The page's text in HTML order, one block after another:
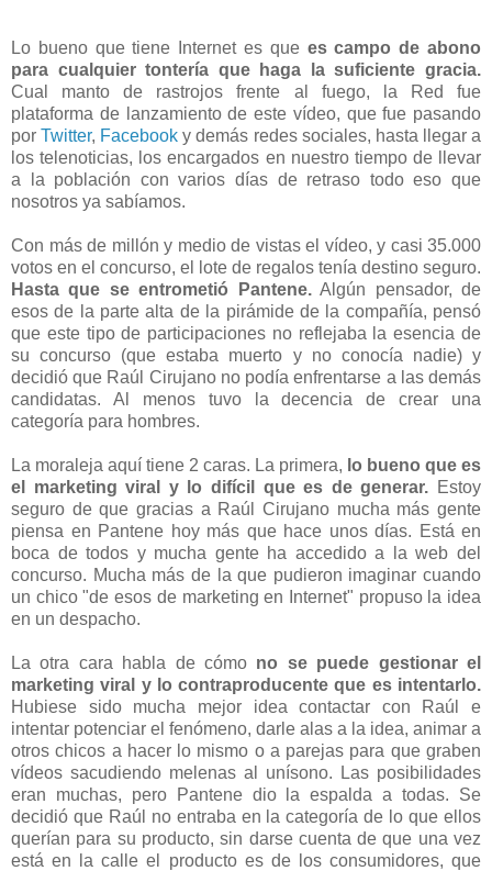
Lo bueno que tiene Internet es quees campo de abono
para cualquier tontería que haga la suficiente gracia.
Cual manto de rastrojos frente al fuego, la Red fue
plataforma de lanzamiento de este vídeo, que fue pasando
porTwitter, Facebook y demás redes sociales, hasta llegar a
los telenoticias, los encargados en nuestro tiempo de llevar
a la población con varios días de retraso todo eso que
nosotros ya sabíamos.
Con más de millón y medio de vistas el vídeo, y casi 35.000
votos en el concurso, el lote de regalos tenía destino seguro.
Hasta que se entrometió Pantene.Algún pensador, de
esos de la parte alta de la pirámide de la compañía, pensó
que este tipo de participaciones no reflejaba la esencia de
su concurso (que estaba muerto y no conocía nadie) y
decidió que Raúl Cirujano no podía enfrentarse a las demás
candidatas. Al menos tuvo la decencia de crear una
categoría para hombres.
La moraleja aquí tiene 2 caras. La primera, lo bueno que es
el marketing viral y lo difícil que es de generar. Estoy
seguro de que gracias a Raúl Cirujano mucha más gente
piensa en Pantene hoy más que hace unos días. Está en
boca de todos y mucha gente ha accedido a la web del
concurso. Mucha más de la que pudieron imaginar cuando
un chico "de esos de marketing en Internet" propuso la idea
en un despacho.
La otra cara habla de cómo no se puede gestionar el
marketing viral y lo contraproducente que es intentarlo.
Hubiese sido mucha mejor idea contactar con Raúl e
intentar potenciar el fenómeno, darle alas a la idea, animar a
otros chicos a hacer lo mismo o a parejas para que graben
vídeos sacudiendo melenas al unísono. Las posibilidades
eran muchas, pero Pantene dio la espalda a todas. Se
decidió que Raúl no entraba en la categoría de lo que ellos
querían para su producto, sin darse cuenta de que una vez
está en la calle el producto es de los consumidores, que